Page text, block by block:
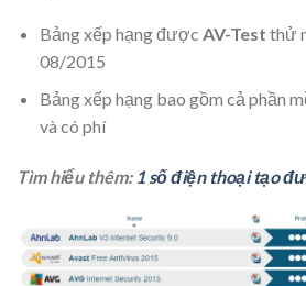
Bảng xếp hạng được AV-Test thử
08/2015
Bảng xếp hạng bao gồm cả phần
và có phí
Tìm hiểu thêm: 1 số điện thoại tạo